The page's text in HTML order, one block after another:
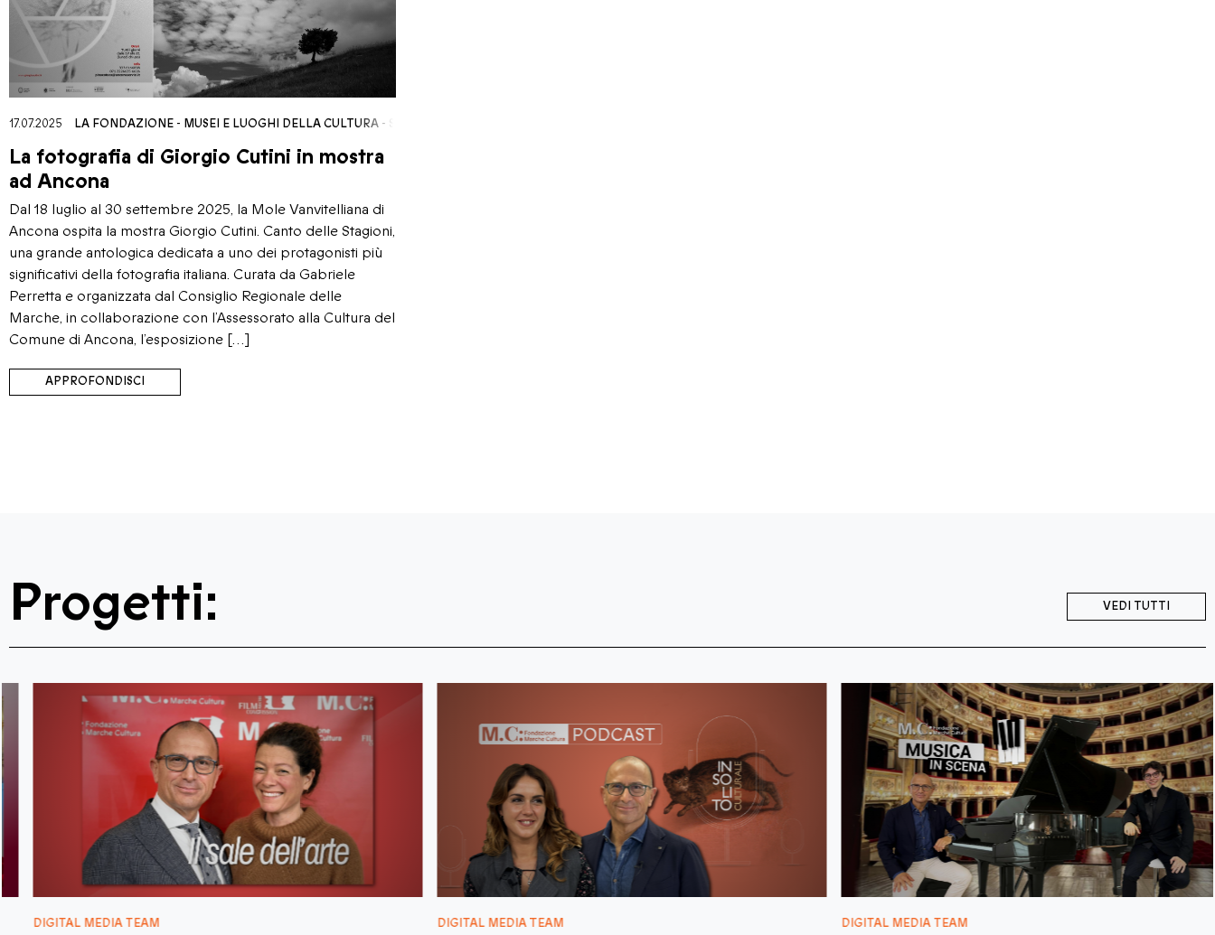
17.07.2025 LA FONDAZIONE- MUSEI E LUOGHI DELLA CULTURA-
La fotografia di Giorgio Cutini in mostra
ad Ancona
Dal 18 luglio al 30 settembre 2025, la Mole Vanvitelliana di
Ancona ospita la mostra Giorgio Cutini. Canto delle Stagioni,
una grande antologica dedicata a uno dei protagonisti più
significativi della fotografia italiana. Curata da Gabriele
Perretta e organizzata dal Consiglio Regionale delle
Marche, in collaborazione con l’Assessorato alla Cultura del
Comune di Ancona, l’esposizione […]
APPROFONDISCI
Progetti: VEDI TUTTI
DIGITAL MEDIA TEAM DIGITAL MEDIA TEAM DIGITAL MEDIA TEAM